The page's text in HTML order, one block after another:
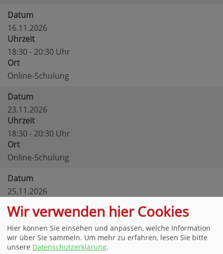
Datum
16.11.2026
Uhrzeit
18:30 - 20:30 Uhr
Ort
Online-Schulung
Datum
23.11.2026
Uhrzeit
18:30 - 20:30 Uhr
Ort
Online-Schulung
Datum
25.11.2026
18:30 - 20:30 Uhr
Ort
Online-Schulung
Wir verwenden hier Cookies
Hier können Sie einsehen und anpassen, welche Information
wir über Sie sammeln. Um mehr zu erfahren, lesen Sie bitte
unsere Datenschutzerklärung.